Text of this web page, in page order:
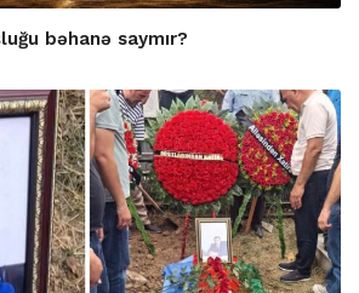
bəhanə saymır?